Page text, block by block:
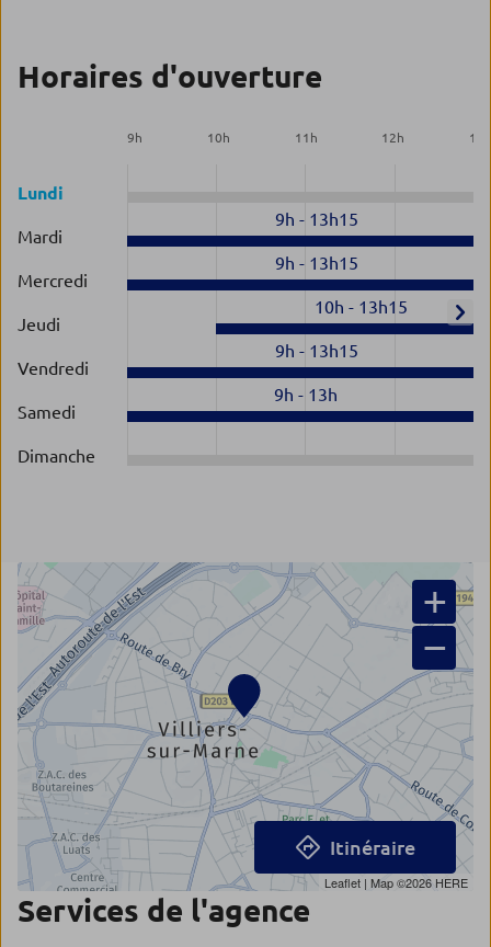
Horaires d'ouverture
9h 10h 11 h 12h 13
Lundi
Mardi
9h - 13h15
Mercredi
9h - 13h15
Jeudi
10h - 13h15
Vendredi
9h - 13h15
Samedi
9h - 13h
Dimanche
+
−
Leaflet | Map ©2026 HERE
Itinéraire
Services de l'agence